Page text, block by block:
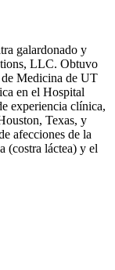
galardonado y
LLC. Obtuvo
Medicina de UT
en el Hospital
experiencia clínica,
Texas, y
afecciones de la
(costra láctea) y el